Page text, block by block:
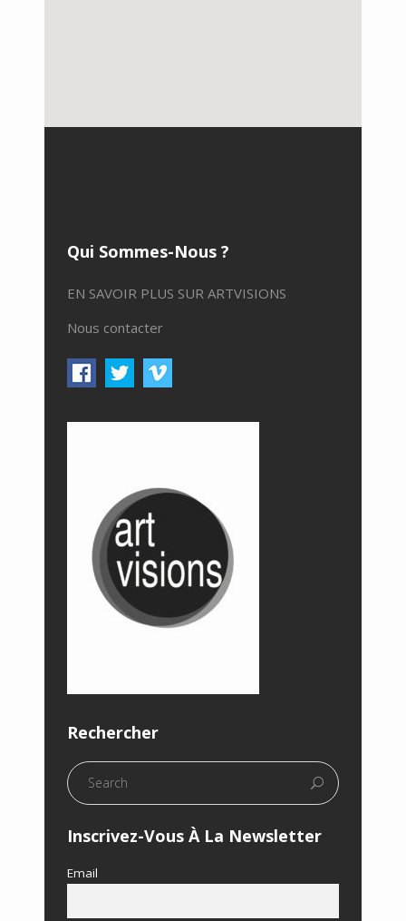
Qui Sommes-Nous ?
EN SAVOIR PLUS SUR ARTVISIONS
Nous contacter
Rechercher
Inscrivez-Vous À La Newsletter
Email